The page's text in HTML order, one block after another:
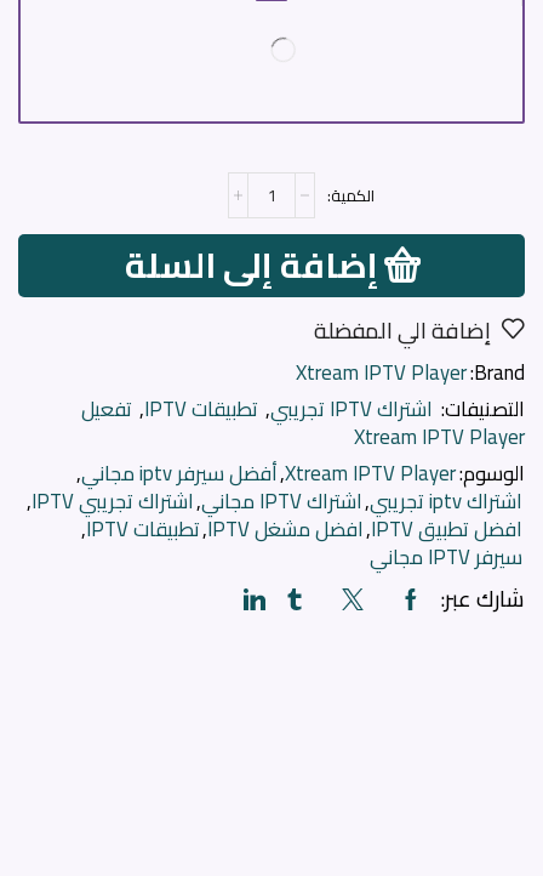
إضافة إلى السلة
إضافة الي المفضلة
Brand:
Xtream IPTV Player
التصنيفات: اشتراك IPTV تجريبي , تطبيقات IPTV , تفعيل
Xtream IPTV Player
الوسوم:Xtream IPTV Player
,أفضل سيرفر iptv مجاني ,
اشتراك iptv تجريبي ,اشتراك IPTV مجاني ,اشتراك تجريبي IPTV ,
افضل تطبيق IPTV ,افضل مشغل IPTV ,تطبيقات IPTV ,
سيرفر IPTV مجاني
شارك عبر: